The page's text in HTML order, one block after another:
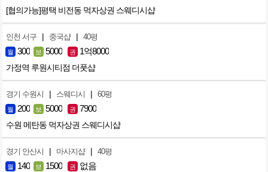
[협의가능]평택 비전동 먹자상권 스웨디시샵
인천 서구 | 중국샵 | 40평
월 300 보 5000 권 1억8000
가정역 루원시티점 더풋샵
경기 수원시 | 스웨디시 | 60평
월 200 보 5000 권 7900
수원 메탄동 먹자상권 스웨디시샵
경기 안산시 | 마사지샵 | 40평
월 140 보 1500 권 없음